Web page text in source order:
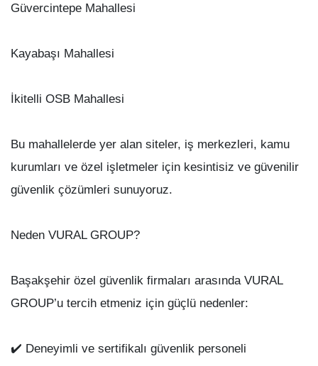
Güvercintepe Mahallesi
Kayabaşı Mahallesi
İkitelli OSB Mahallesi
Bu mahallelerde yer alan siteler, iş merkezleri, kamu
kurumları ve özel işletmeler için kesintisiz ve güvenilir
güvenlik çözümleri sunuyoruz.
Neden VURAL GROUP?
Başakşehir özel güvenlik firmaları arasında VURAL
GROUP’u tercih etmeniz için güçlü nedenler:
✔️ Deneyimli ve sertifikalı güvenlik personeli